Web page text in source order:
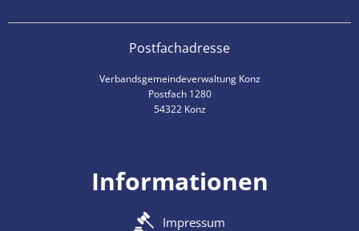
Postfachadresse
Verbandsgemeindeverwaltung Konz
Postfach 1280
54322 Konz
Informationen
Impressum